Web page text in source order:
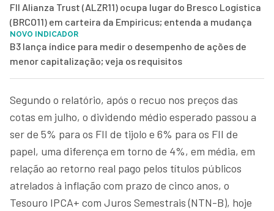
FII Alianza Trust (ALZR11) ocupa lugar do Bresco Logística
(BRCO11) em carteira da Empiricus; entenda a mudança
NOVO INDICADOR
B3 lança índice para medir o desempenho de ações de
menor capitalização; veja os requisitos
Segundo o relatório, após o recuo nos preços das
cotas em julho, o dividendo médio esperado passou a
ser de 5% para os FII de tijolo e 6% para os FII de
papel, uma diferença em torno de 4%, em média, em
relação ao retorno real pago pelos títulos públicos
atrelados à inflação com prazo de cinco anos, o
Tesouro IPCA+ com Juros Semestrais (NTN-B), hoje